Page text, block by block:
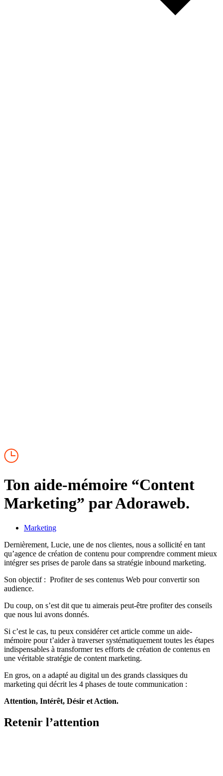
Ton aide-mémoire “Content
Marketing” par Adoraweb.
Marketing
Dernièrement, Lucie, une de nos clientes, nous a sollicité en tant
qu’agence de création de contenu pour comprendre comment mieux
intégrer ses prises de parole dans sa stratégie inbound marketing.
Son objectif : Profiter de ses contenus Web pour convertir son
audience.
Du coup, on s’est dit que tu aimerais peut-être profiter des conseils
que nous lui avons donnés.
Si c’est le cas, tu peux considérer cet article comme un aide-
mémoire pour t’aider à traverser systématiquement toutes les étapes
indispensables à transformer tes efforts de création de contenus en
une véritable stratégie de content marketing.
En gros, on a adapté au digital un des grands classiques du
marketing qui décrit les 4 phases de toute communication :
Attention, Intérêt, Désir et Action.
Retenir l’attention